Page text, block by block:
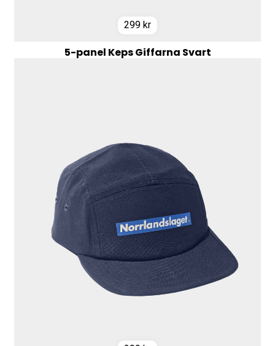
299 kr
5-panel Keps Giffarna Svart